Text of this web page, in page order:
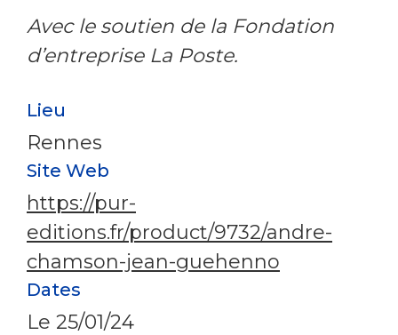
Avec le soutien de la Fondation
d’entreprise La Poste.
Lieu
Rennes
Site Web
https://pur-
editions.fr/product/9732/andre-
chamson-jean-guehenno
Dates
Le 25/01/24